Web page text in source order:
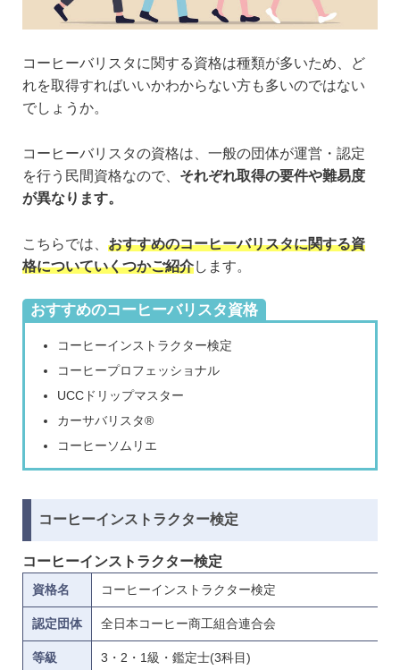
コーヒーバリスタに関する資格は種類が多いため、ど
れを取得すればいいかわからない方も多いのではない
でしょうか。
コーヒーバリスタの資格は、一般の団体が運営・認定
を行う民間資格なので、 それぞれ取得の要件や難易度
が異なります。
こちらでは、 おすすめのコーヒーバリスタに関する資
格についていくつかご紹介します。
おすすめのコーヒーバリスタ資格
コーヒーインストラクター検定
コーヒープロフェッショナル
UCCドリップマスター
カーサバリスタ®
コーヒーソムリエ
コーヒーインストラクター検定
コーヒーインストラクター検定
資格名 コーヒーインストラクター検定
認定団体 全日本コーヒー商工組合連合会
等級 3・2・1級・鑑定士(3科目)